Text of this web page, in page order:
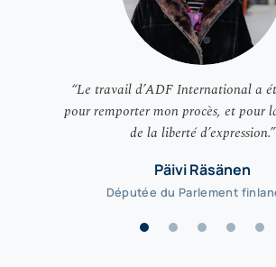
“Le travail d’ADF International a
pour remporter mon procès, et pour
de la liberté d’expression.”
Päivi Räsänen
Députée du Parlement